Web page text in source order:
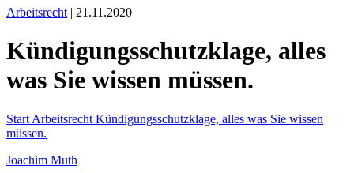
Arbeitsrecht | 21.11.2020
Kündigungsschutzklage, alles
was Sie wissen müssen.
Start Arbeitsrecht Kündigungsschutzklage, alles was Sie wissen
müssen.
Joachim Muth